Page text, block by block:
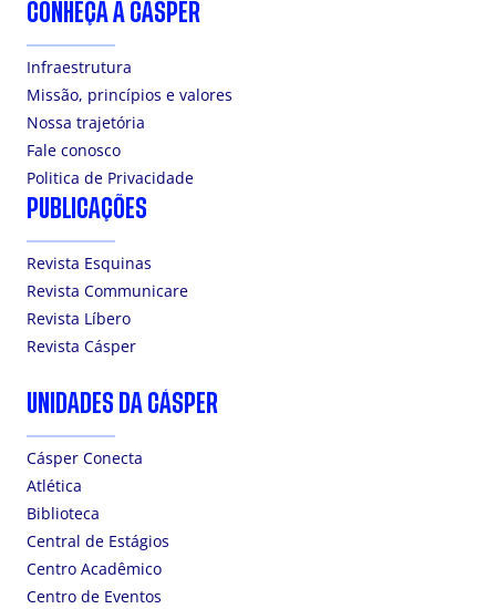
CONHEÇA A CÁSPER
Infraestrutura
Missão, princípios e valores
Nossa trajetória
Fale conosco
Politica de Privacidade
PUBLICAÇÕES
Revista Esquinas
Revista Communicare
Revista Líbero
Revista Cásper
UNIDADES DA CÁSPER
Cásper Conecta
Atlética
Biblioteca
Central de Estágios
Centro Acadêmico
Centro de Eventos